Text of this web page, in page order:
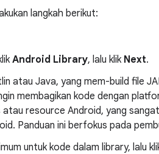
langkah berikut:
Android Library, lalu klik Next.
atau Java, yang mem-build file
membagikan kode dengan
resource Android, yang
Panduan ini berfokus pada
untuk kode dalam library, lalu